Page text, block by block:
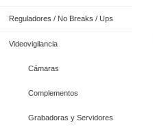
Reguladores / No Breaks / Ups
Videovigilancia
Cámaras
Complementos
Grabadoras y Servidores